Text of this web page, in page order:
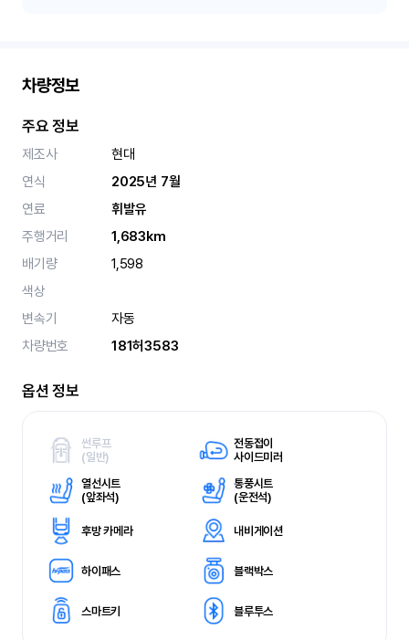
차량정보
주요 정보
제조사
현대
연식
2025년 7월
연료
휘발유
주행거리
1,683km
배기량
1,598
색상
변속기
자동
차량번호
181허3583
옵션 정보
썬루프
(일반)
전동접이
사이드미러
열선시트
(앞좌석)
통풍시트
(운전석)
후방 카메라 내비게이션
하이패스 블랙박스
스마트키 블루투스